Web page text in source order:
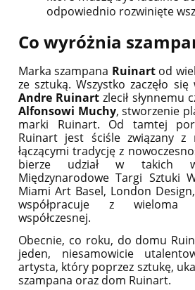
odpowiednio rozwinięte
Co wyróżnia
Marka szampana Ruinartod
ze sztuką. Wszystko zaczęło
Andre Ruinart zlecił słynnemu
Alfonsowi Muchy, stworzenie
marki Ruinart. Od tamtej
Ruinart jest ściśle związany z
łączącymi tradycję z
bierze udział w takich
Międzynarodowe Targi Sztuki
Miami Art Basel, London
współpracuje z wieloma
współczesnej.
Obecnie, co roku, do domu
jeden, niesamowicie
artysta, który poprzez sztukę,
szampana oraz dom Ruinart.